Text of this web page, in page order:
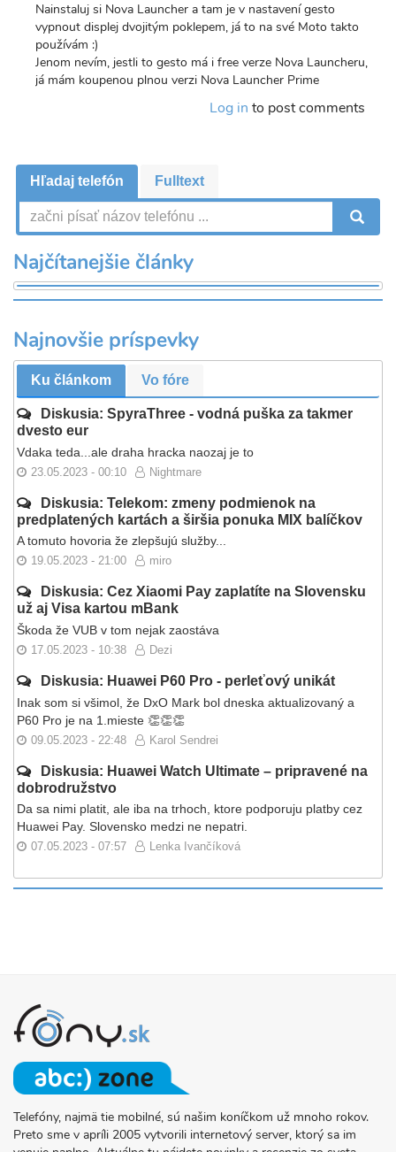
Nainstaluj si Nova Launcher a tam je v nastavení gesto
vypnout displej dvojitým poklepem, já to na své Moto takto
používám :)
Jenom nevím, jestli to gesto má i free verze Nova Launcheru,
já mám koupenou plnou verzi Nova Launcher Prime
Log in to post comments
Hľadaj telefón Fulltext
Najčítanejšie články
Najnovšie príspevky
Ku článkom Vo fóre
Diskusia: SpyraThree - vodná puška za takmer
dvesto eur
Vdaka teda...ale draha hracka naozaj je to
23.05.2023 - 00:10 Nightmare
Diskusia: Telekom: zmeny podmienok na
predplatených kartách a širšia ponuka MIX balíčkov
A tomuto hovoria že zlepšujú služby...
19.05.2023 - 21:00 miro
Diskusia: Cez Xiaomi Pay zaplatíte na Slovensku
už aj Visa kartou mBank
Škoda že VUB v tom nejak zaostáva
17.05.2023 - 10:38 Dezi
Diskusia: Huawei P60 Pro - perleťový unikát
Inak som si všimol, že DxO Mark bol dneska aktualizovaný a
P60 Pro je na 1.mieste 👏👏👏
09.05.2023 - 22:48 Karol Sendrei
Diskusia: Huawei Watch Ultimate – pripravené na
dobrodružstvo
Da sa nimi platit, ale iba na trhoch, ktore podporuju platby cez
Huawei Pay. Slovensko medzi ne nepatri.
07.05.2023 - 07:57 Lenka Ivančíková
O
PROJEKTE
Telefóny, najmä tie mobilné, sú našim koníčkom už mnoho rokov.
Preto sme v apríli 2005 vytvorili internetový server, ktorý sa im